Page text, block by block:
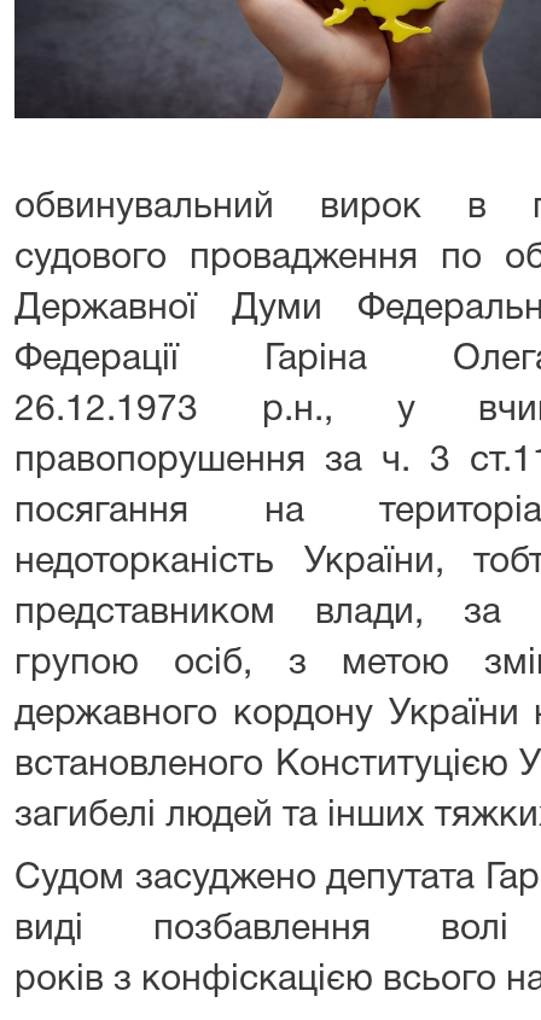
обвинувальний вирок в
судового провадження по
Державної Думи
Федерації Гаріна
26.12.1973 р.н., у
правопорушення за ч. 3
посягання на
недоторканість України,
представником влади, за
групою осіб, з метою
державного кордону
встановленого Конституцією
загибелі людей та інших
Судом засуджено депутата
виді позбавлення
років з конфіскацією всього